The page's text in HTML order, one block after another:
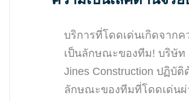
บริการที่โดดเด่นเกิดจากค
เป็นลักษณะของทีม! บริษัท
Jines Construction ปฏิบัติ
ลักษณะของทีมที่โดดเด่น